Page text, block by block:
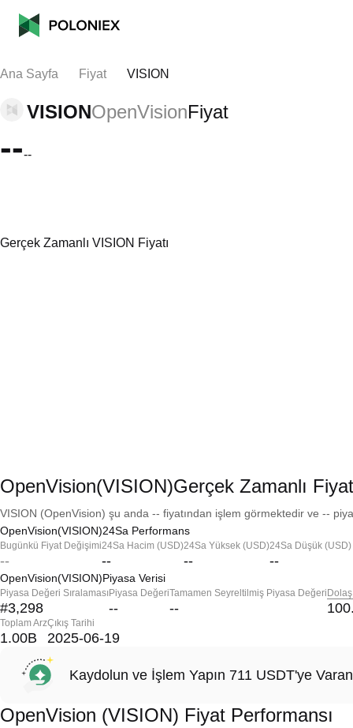
Ana Sayfa Fiyat VISION
VISIONOpenVisionFiyat
----
Gerçek Zamanlı VISION Fiyatı
OpenVision(VISION)Gerçek Zamanlı Fiyat
VISION (OpenVision) şu anda -- fiyatından işlem görmektedir ve --
OpenVision(VISION)24Sa Performans
Bugünkü Fiyat Değişimi
--
24Sa Hacim (USD)
--
24Sa Yüksek (USD)
--
24Sa Düşük (USD)
--
OpenVision(VISION)Piyasa Verisi
Piyasa Değeri Sıralaması
#3,298
Piyasa Değeri
--
Tamamen Seyreltilmiş Piyasa Değeri
--
Toplam Arz
1.00B
Çıkış Tarihi
2025-06-19
Kaydolun ve İşlem Yapın 711 USDT'ye
OpenVision (VISION) Fiyat Performansı